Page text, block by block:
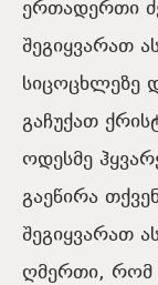
ერთადერთი
შეგიყვარათ
სიცოცხლეზე
გაჩუქათ
ოდესმე
გაეწირა
შეგიყვარათ
ღმერთი, რომ